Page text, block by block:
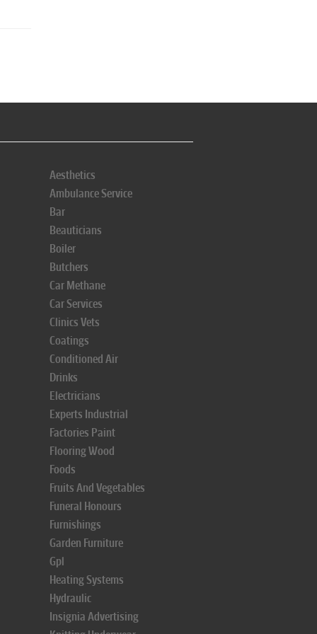
Aesthetics
Ambulance Service
Bar
Beauticians
Boiler
Butchers
Car Methane
Car Services
Clinics Vets
Coatings
Conditioned Air
Drinks
Electricians
Experts Industrial
Factories Paint
Flooring Wood
Foods
Fruits And Vegetables
Funeral Honours
Furnishings
Garden Furniture
Gpl
Heating Systems
Hydraulic
Insignia Advertising